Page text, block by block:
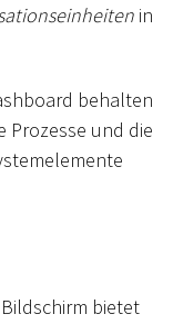
in
behalten
Prozesse und die
bietet